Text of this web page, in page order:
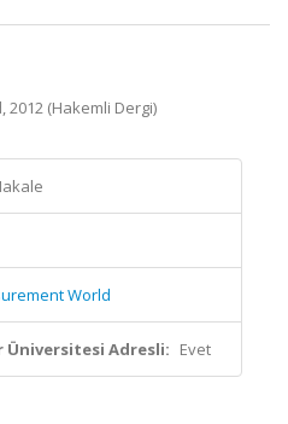
(Hakemli Dergi)
World
Üniversitesi Adresli: Evet